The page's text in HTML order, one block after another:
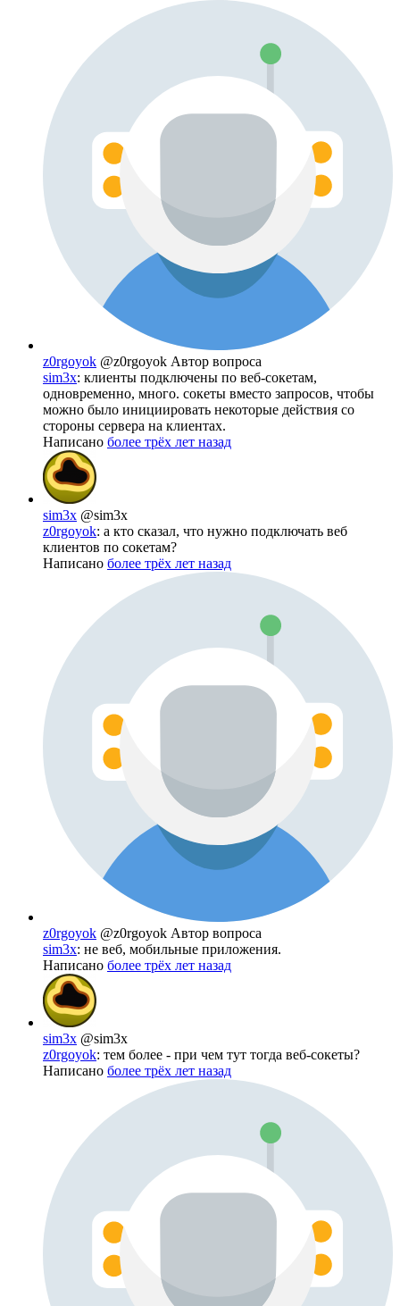
z0rgoyok @z0rgoyok Автор вопроса
sim3x: клиенты подключены по веб-сокетам,
одновременно, много. сокеты вместо запросов, чтобы
можно было инициировать некоторые действия со
стороны сервера на клиентах.
Написано более трёх лет назад
sim3x @sim3x
z0rgoyok: а кто сказал, что нужно подключать веб
клиентов по сокетам?
Написано более трёх лет назад
z0rgoyok @z0rgoyok Автор вопроса
sim3x: не веб, мобильные приложения.
Написано более трёх лет назад
sim3x @sim3x
z0rgoyok: тем более - при чем тут тогда веб-сокеты?
Написано более трёх лет назад